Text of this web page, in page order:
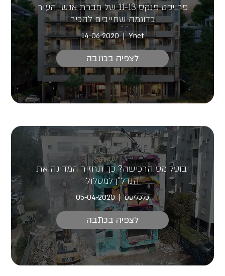
פרויקט פנקס 11-13 של חברת אנשי העיר
כדוגמה שחייבים להכיר
Ynet
14-06-2020
לצפיה בכתבה
יבוטל מס הרכישה? כך תחזיר המדינה את
הנדל"ן למסלול
כלכליסט 05-04-2020
לצפיה בכתבה